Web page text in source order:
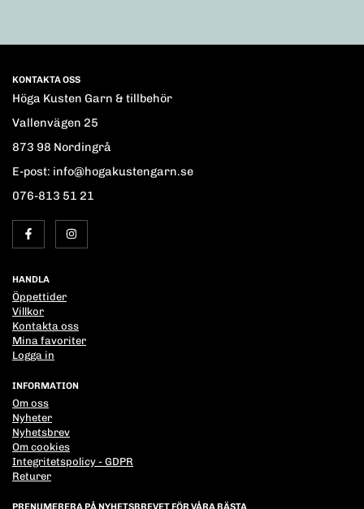
KONTAKTA OSS
Höga Kusten Garn & tillbehör
Vallenvägen 25
873 98 Nordingrå
E-post: info@hogakustengarn.se
076-813 51 21
HANDLA
Öppettider
Villkor
Kontakta oss
Mina favoriter
Logga in
INFORMATION
Om oss
Nyheter
Nyhetsbrev
Om cookies
Integritetspolicy - GDPR
Returer
PRENUMERERA PÅ NYHETSBREVET FÖR VÅRA BÄSTA